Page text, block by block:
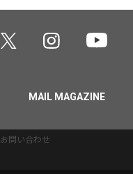
MAIL MAGAZINE
お問い合わせ